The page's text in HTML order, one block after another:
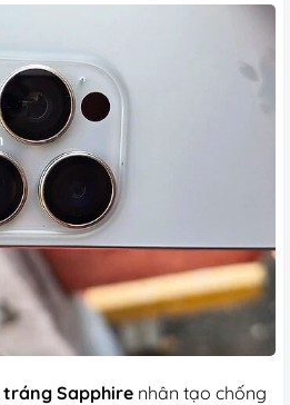
tráng Sapphire nhân tạo chống